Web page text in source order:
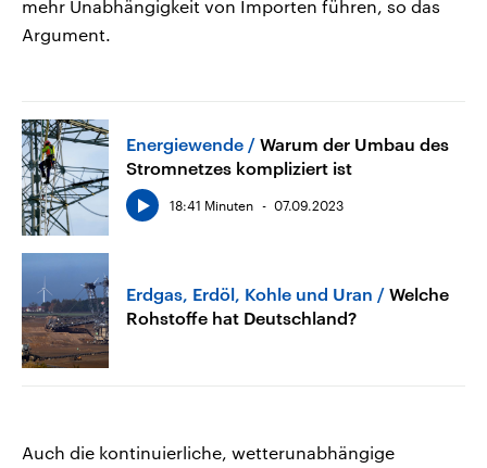
mehr Unabhängigkeit von Importen führen, so das
Argument.
Energiewende
Warum der Umbau des
Stromnetzes kompliziert ist
18:41 Minuten 07.09.2023
Erdgas, Erdöl, Kohle und Uran
Welche
Rohstoffe hat Deutschland?
Auch die kontinuierliche, wetterunabhängige